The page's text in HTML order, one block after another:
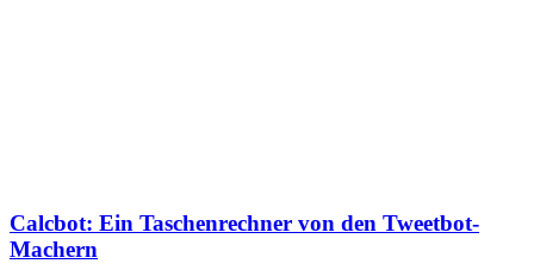
Calcbot: Ein Taschenrechner von den Tweetbot-
Machern